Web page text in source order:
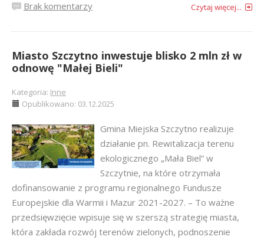
Brak komentarzy Czytaj więcej...
Miasto Szczytno inwestuje blisko 2 mln zł w
odnowę "Małej Bieli"
Kategoria: Inne
Opublikowano: 03.12.2025
Gmina Miejska Szczytno realizuje
działanie pn. Rewitalizacja terenu
ekologicznego „Mała Biel” w
Szczytnie, na które otrzymała
dofinansowanie z programu regionalnego Fundusze
Europejskie dla Warmii i Mazur 2021-2027. – To ważne
przedsięwzięcie wpisuje się w szerszą strategię miasta,
która zakłada rozwój terenów zielonych, podnoszenie